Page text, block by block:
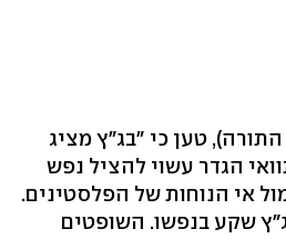
טען כי "בג"ץ מציג
הגדר עשוי להציל נפש
אי הנוחות של הפלסטינים.
שקע בנפשו. השופטים